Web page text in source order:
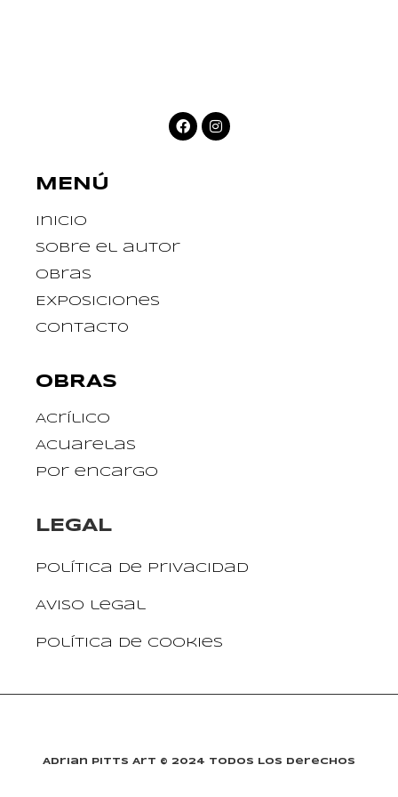
MENÚ
Inicio
Sobre el autor
Obras
Exposiciones
Contact0
OBRAS
Acrílico
Acuarelas
Por encargo
LEGAL
Política de privacidad
Aviso legal
Política de cookies
Adrian Pitts Art © 2024 Todos Los Derechos